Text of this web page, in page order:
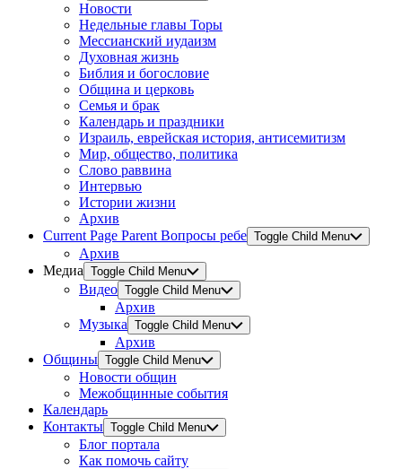
Новости
Недельные главы Торы
Мессианский иудаизм
Духовная жизнь
Библия и богословие
Община и церковь
Семья и брак
Календарь и праздники
Израиль, еврейская история, антисемитизм
Мир, общество, политика
Слово раввина
Интервью
Истории жизни
Архив
Current Page Parent Вопросы ребе Toggle Child Menu
Архив
Медиа Toggle Child Menu
Видео Toggle Child Menu
Архив
Музыка Toggle Child Menu
Архив
Общины Toggle Child Menu
Новости общин
Межобщинные события
Календарь
Контакты Toggle Child Menu
Блог портала
Как помочь сайту